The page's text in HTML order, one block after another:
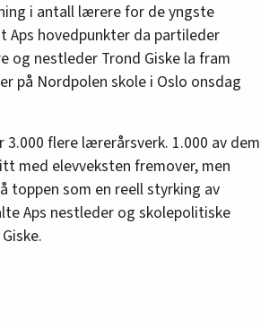
i antall lærere for de yngste
Aps hovedpunkter da partileder
og nestleder Trond Giske la fram
på Nordpolen skole i Oslo onsdag
3.000 flere lærerårsverk. 1.000 av dem
med elevveksten fremover, men
toppen som en reell styrking av
Aps nestleder og skolepolitiske